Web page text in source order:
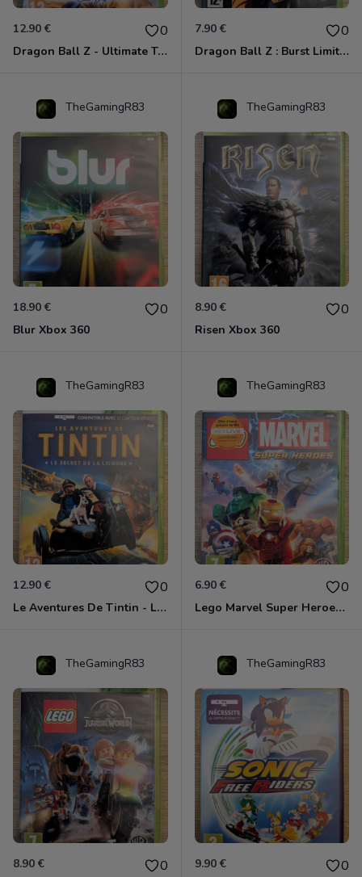
12.90 € 0
Dragon Ball Z - Ultimate Tenkaichi Xbox 360
7.90 € 0
Dragon Ball Z : Burst Limit Xbox 360
TheGamingR83
18.90 € 0
Blur Xbox 360
TheGamingR83
8.90 € 0
Risen Xbox 360
TheGamingR83
12.90 € 0
Le Aventures De Tintin - Le Secret De La Licorne Xbox 360
TheGamingR83
6.90 € 0
Lego Marvel Super Heroes Xbox 360
TheGamingR83
8.90 € 0
TheGamingR83
9.90 € 0